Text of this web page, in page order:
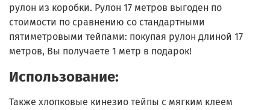
рулон из коробки. Рулон 17 метров выгоден по
стоимости по сравнению со стандартными
пятиметровыми тейпами: покупая рулон длиной 17
метров, Вы получаете 1 метр в подарок!
Использование:
Также хлопковые кинезио тейпы с мягким клеем